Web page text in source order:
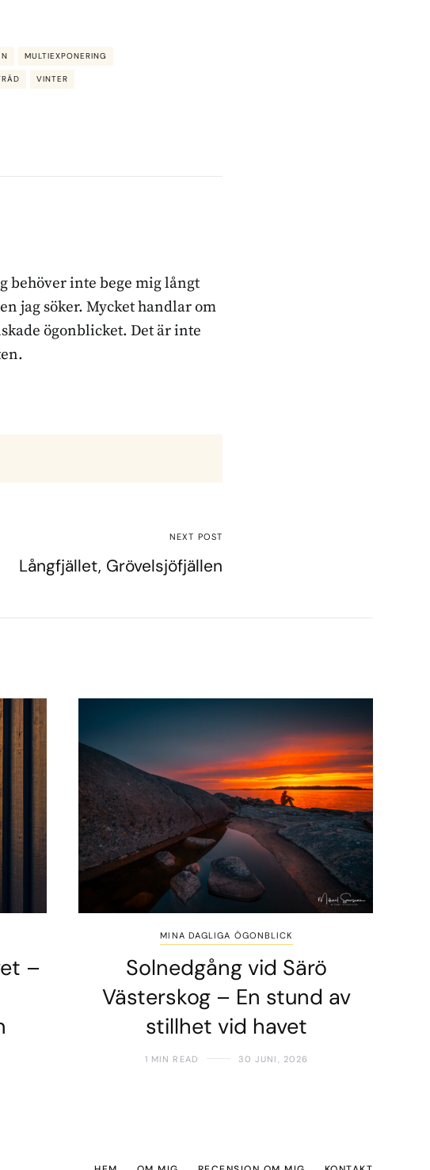
MULTIEXPONERING
VINTER
behöver inte bege mig långt
jag söker. Mycket handlar om
ögonblicket. Det är inte
NEXT POST
Långfjället, Grövelsjöfjällen
–
MINA DAGLIGA ÖGONBLICK
Solnedgång vid Särö
Västerskog – En stund av
stillhet vid havet
1 MIN READ 30 JUNI, 2026